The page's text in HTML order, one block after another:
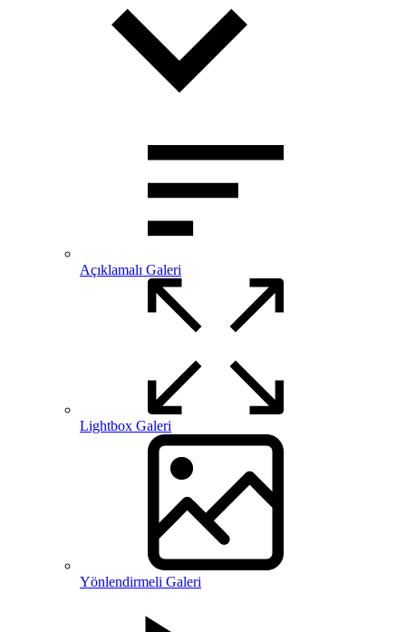
Açıklamalı Galeri
Lightbox Galeri
Yönlendirmeli Galeri